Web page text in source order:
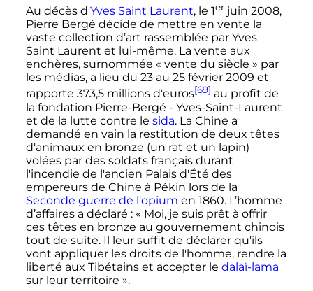
Au décès d'Yves Saint Laurent, le 1er juin 2008,
Pierre Bergé décide de mettre en vente la
vaste collection d’art rassemblée par Yves
Saint Laurent et lui-même. La vente aux
enchères, surnommée « vente du siècle » par
les médias, a lieu du 23 au 25 février 2009 et
rapporte 373,5 millionsd'euros[69] au profit de
la fondation Pierre-Bergé - Yves-Saint-Laurent
et de la lutte contre le sida. La Chine a
demandé en vain la restitution de deux têtes
d'animaux en bronze (un rat et un lapin)
volées par des soldats français durant
l'incendie de l'ancien Palais d'Été des
empereurs de Chine à Pékin lors de la
Seconde guerre de l'opium en 1860. L’homme
d’affaires a déclaré : « Moi, je suis prêt à offrir
ces têtes en bronze au gouvernement chinois
tout de suite. Il leur suffit de déclarer qu'ils
vont appliquer les droits de l'homme, rendre la
liberté aux Tibétains et accepter le dalaï-lama
sur leur territoire ».